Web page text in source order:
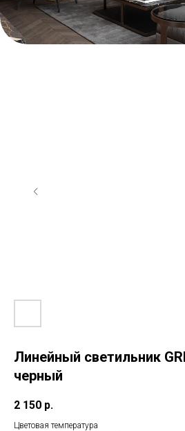
Линейный светильник
черный
2 150 р.
Цветовая температура